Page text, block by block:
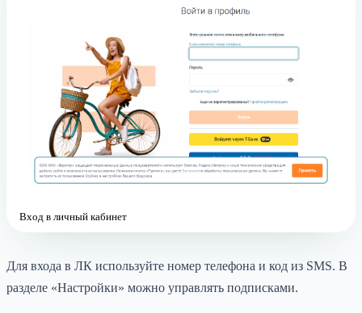
Вход в личный кабинет
Для входа в ЛК используйте номер телефона и код из SMS. В
разделе «Настройки» можно управлять подписками.